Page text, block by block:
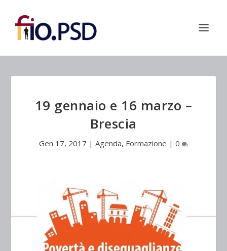
19 gennaio e 16 marzo –
Brescia
Gen 17, 2017 | Agenda, Formazione | 0